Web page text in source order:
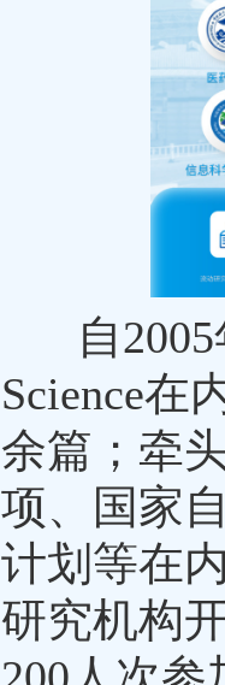
自
Science在
余篇；牵
项、国家
计划等在
研究机构